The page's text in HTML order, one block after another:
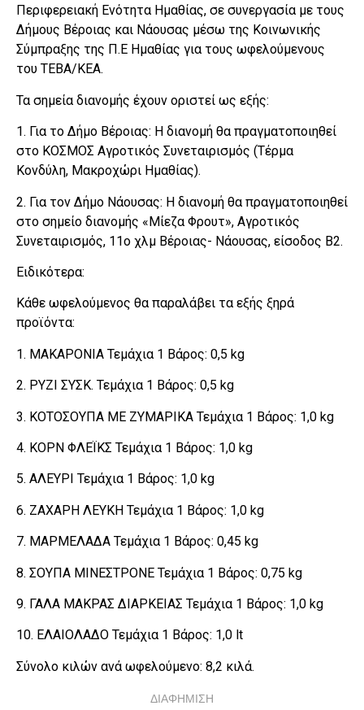
Περιφερειακή Ενότητα Ημαθίας, σε συνεργασία με τους
Δήμους Βέροιας και Νάουσας μέσω της Κοινωνικής
Σύμπραξης της Π.Ε Ημαθίας για τους ωφελούμενους
του ΤΕΒΑ/ΚΕΑ.
Τα σημεία διανομής έχουν οριστεί ως εξής:
1. Για το Δήμο Βέροιας: Η διανομή θα πραγματοποιηθεί
στο ΚΟΣΜΟΣ Αγροτικός Συνεταιρισμός (Τέρμα
Κονδύλη, Μακροχώρι Ημαθίας).
2. Για τον Δήμο Νάουσας: Η διανομή θα πραγματοποιηθεί
στο σημείο διανομής «Μίεζα Φρουτ», Αγροτικός
Συνεταιρισμός, 11ο χλμ Βέροιας- Νάουσας, είσοδος Β2.
Ειδικότερα:
Κάθε ωφελούμενος θα παραλάβει τα εξής ξηρά
προϊόντα:
1. ΜΑΚΑΡΟΝΙΑ Τεμάχια 1 Βάρος: 0,5 kg
2. ΡΥΖΙ ΣΥΣΚ. Τεμάχια 1 Βάρος: 0,5 kg
3. ΚΟΤΟΣΟΥΠΑ ΜΕ ΖΥΜΑΡΙΚΑ Τεμάχια 1 Βάρος: 1,0 kg
4. ΚΟΡΝ ΦΛΕΪΚΣ Τεμάχια 1 Βάρος: 1,0 kg
5. ΑΛΕΥΡΙ Τεμάχια 1 Βάρος: 1,0 kg
6. ΖΑΧΑΡΗ ΛΕΥΚΗ Τεμάχια 1 Βάρος: 1,0 kg
7. ΜΑΡΜΕΛΑΔΑ Τεμάχια 1 Βάρος: 0,45 kg
8. ΣΟΥΠΑ ΜΙΝΕΣΤΡΟΝΕ Τεμάχια 1 Βάρος: 0,75 kg
9. ΓΑΛΑ ΜΑΚΡΑΣ ΔΙΑΡΚΕΙΑΣ Τεμάχια 1 Βάρος: 1,0 kg
10. ΕΛΑΙΟΛΑΔΟ Τεμάχια 1 Βάρος: 1,0 lt
Σύνολο κιλών ανά ωφελούμενο: 8,2 κιλά.
ΔΙΑΦΗΜΙΣΗ